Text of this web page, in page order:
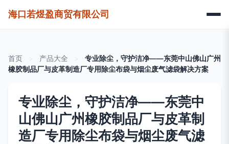
海口若煜盈商贸有限公司
首页 产品大全
专业除尘，守护洁净——东莞中山佛山广州
橡胶制品厂与皮革制造厂专用除尘布袋与烟尘废气滤袋解决方案
专业除尘，守护洁净——东莞中
山佛山广州橡胶制品厂与皮革制
造厂专用除尘布袋与烟尘废气滤